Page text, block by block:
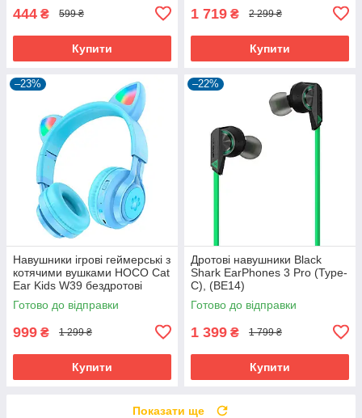
444 ₴ 599 ₴
Купити
1 719 ₴ 2 299 ₴
Купити
–23%
Навушники ігрові геймерські з
котячими вушками HOCO Cat
Ear Kids W39 бездротові
Bluetooth 400mAh з LED
підсвіткою
Готово до відправки
999 ₴ 1 299 ₴
Купити
–22%
Дротові навушники Black
Shark EarPhones 3 Pro (Type-
C), (BE14)
Готово до відправки
1 399 ₴ 1 799 ₴
Купити
Показати ще